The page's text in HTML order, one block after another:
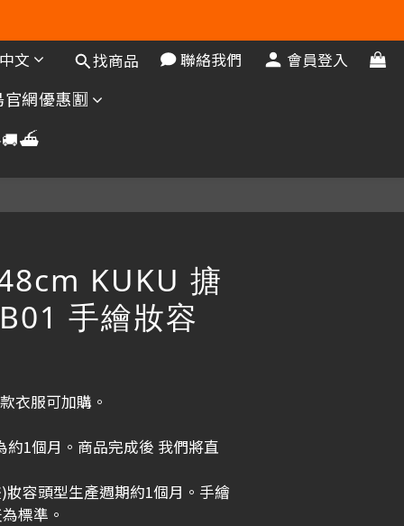
文 找商品 聯絡我們 會員登入
官網優惠🈹️
KUKU 搪
手繪妝容
衣服可加購。
約1個月。商品完成後 我們將直
容頭型生產週期約1個月。手繪
標準。